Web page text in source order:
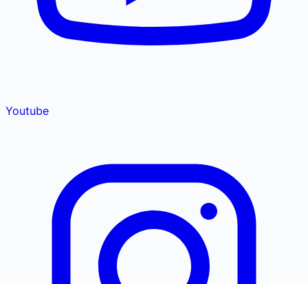
Youtube